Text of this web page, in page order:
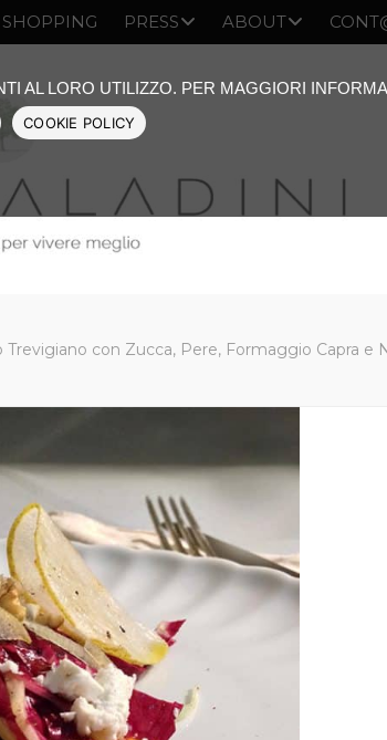
SHOPPING PRESS ABOUT
con Zucca, Pere, Formaggio Capra e
AL LORO UTILIZZO. PER MAGGIORI
COOKIE POLICY